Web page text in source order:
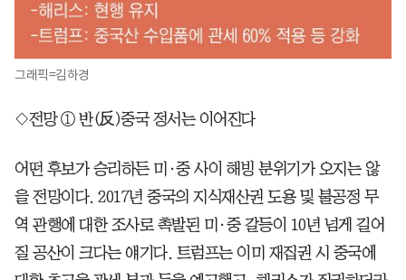
그래픽=김하경
◇전망 ① 반(反)중국 정서는 이어진다
어떤 후보가 승리하든 미·중 사이 해빙 분위기가 오지는 않
을 전망이다. 2017년 중국의 지식재산권 도용 및 불공정 무
역 관행에 대한 조사로 촉발된 미·중 갈등이 10년 넘게 길어
질 공산이 크다는 얘기다. 트럼프는 이미 재집권 시 중국에